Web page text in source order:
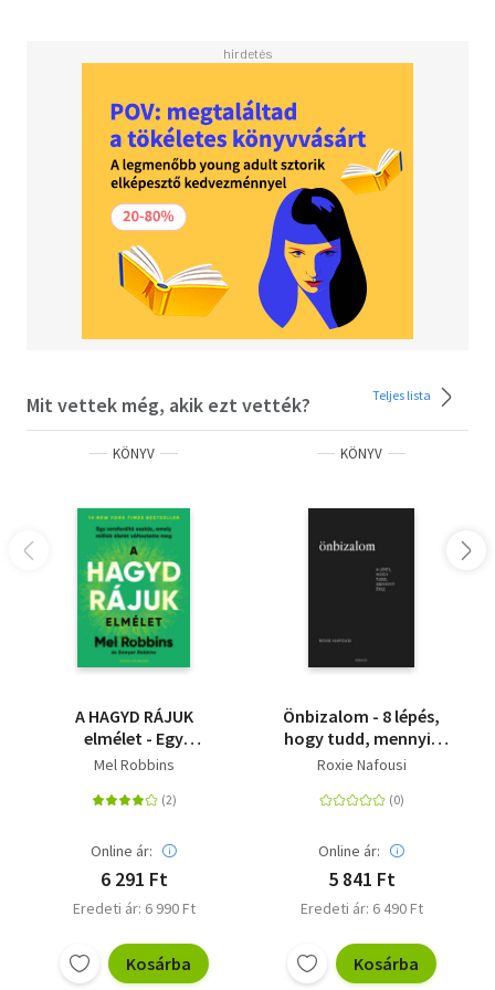
egészségesebben élhessünk, hosszabb ideig. A könyv
ragadhassuk a saját egészségünk irányítását, másrészt
felvázolja előttünk a szerzőnek az emberiség jövőjéről
szóló merész vízióját. A Meddig élünk? egyszer s
mindenkorra meg fogja változtatni az öregedésről és az
azzal kapcsolatos lehetőségeinkről való
gondolkozásmódunkat.
Mit vettek még, akik ezt vették? Teljes lista
KÖNYV
A HAGYD RÁJUK
elmélet - Egy
sorsfordító eszköz,
változtatta meg
Mel Robbins
Online ár:
6 291 Ft
Eredeti ár: 6 990 Ft
Kosárba
KÖNYV
Önbizalom - 8 lépés,
hogy tudd, mennyit
érsz
Roxie Nafousi
Online ár:
5 841 Ft
Eredeti ár: 6 490 Ft
Kosárba